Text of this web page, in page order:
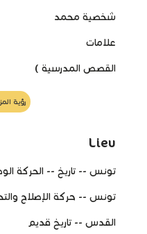
شخصية محمد
علامات
القصص المدرسية )
رؤية
Lieu
تونس -- تاريخ -- الحركة
تونس -- حركة الإصلاح
القدس‏ -- ‏تاريخ قديم‏